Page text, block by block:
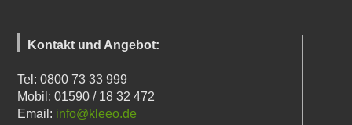
Kontakt und Angebot:
Tel: 0800 73 33 999
Mobil: 01590 / 18 32 472
Email: info@kleeo.de